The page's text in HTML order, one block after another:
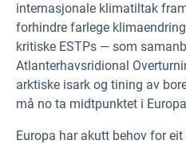
internasjonale klimatiltak
forhindre farlege
kritiske ESTPs — som
Atlanterhavsridional
arktiske isark og tining av
må no ta midtpunktet i
Europa har akutt behov for